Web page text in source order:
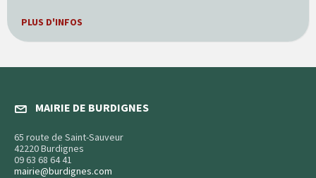
PLUS D'INFOS
MAIRIE DE BURDIGNES
65 route de Saint-Sauveur
42220 Burdignes
09 63 68 64 41
mairie@burdignes.com